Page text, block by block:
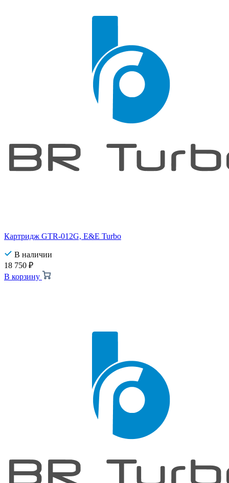
Картридж GTR-012G, E&E Turbo
В наличии
18 750 ₽
В корзину